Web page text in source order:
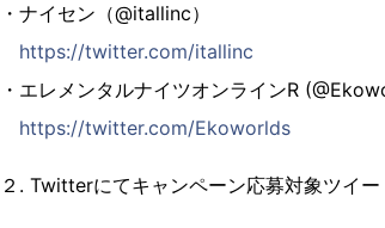
・ナイセン（@itallinc）
https://twitter.com/itallinc
・エレメンタルナイツオンラインR
https://twitter.com/Ekoworlds
２. Twitterにてキャンペーン応募対象ツイー